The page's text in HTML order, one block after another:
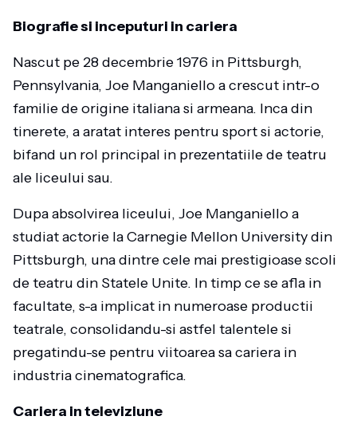
Biografie si inceputuri in cariera
Nascut pe 28 decembrie 1976 in Pittsburgh,
Pennsylvania, Joe Manganiello a crescut intr-o
familie de origine italiana si armeana. Inca din
tinerete, a aratat interes pentru sport si actorie,
bifand un rol principal in prezentatiile de teatru
ale liceului sau.
Dupa absolvirea liceului, Joe Manganiello a
studiat actorie la Carnegie Mellon University din
Pittsburgh, una dintre cele mai prestigioase scoli
de teatru din Statele Unite. In timp ce se afla in
facultate, s-a implicat in numeroase productii
teatrale, consolidandu-si astfel talentele si
pregatindu-se pentru viitoarea sa cariera in
industria cinematografica.
Cariera in televiziune